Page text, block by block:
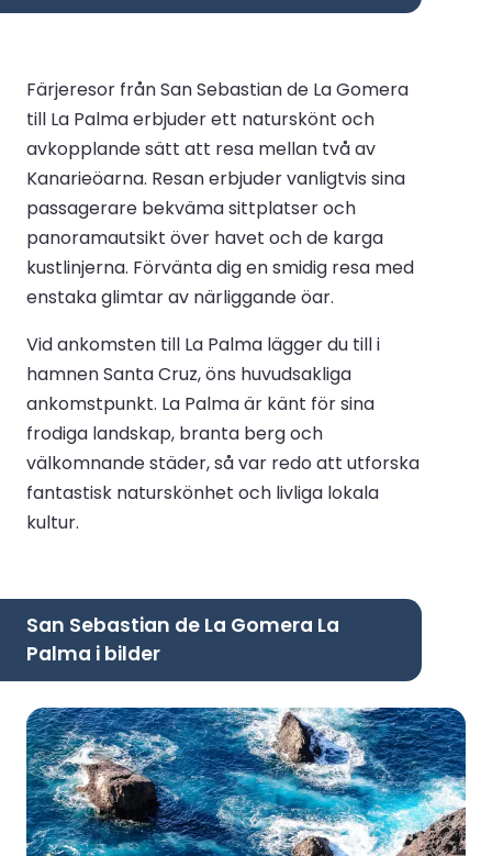
Färjeresor från San Sebastian de La Gomera
till La Palma erbjuder ett naturskönt och
avkopplande sätt att resa mellan två av
Kanarieöarna. Resan erbjuder vanligtvis sina
passagerare bekväma sittplatser och
panoramautsikt över havet och de karga
kustlinjerna. Förvänta dig en smidig resa med
enstaka glimtar av närliggande öar.
Vid ankomsten till La Palma lägger du till i
hamnen Santa Cruz, öns huvudsakliga
ankomstpunkt. La Palma är känt för sina
frodiga landskap, branta berg och
välkomnande städer, så var redo att utforska
fantastisk naturskönhet och livliga lokala
kultur.
San Sebastian de La Gomera La
Palma i bilder